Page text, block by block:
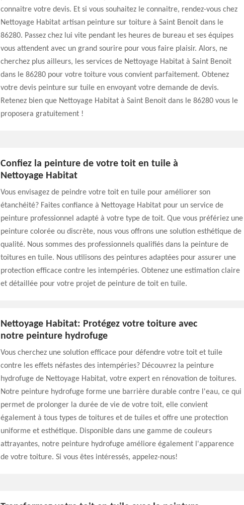
connaitre votre devis. Et si vous souhaitez le connaitre, rendez-vous chez
Nettoyage Habitat artisan peinture sur toiture à Saint Benoit dans le
86280. Passez chez lui vite pendant les heures de bureau et ses équipes
vous attendent avec un grand sourire pour vous faire plaisir. Alors, ne
cherchez plus ailleurs, les services de Nettoyage Habitat à Saint Benoit
dans le 86280 pour votre toiture vous convient parfaitement. Obtenez
votre devis peinture sur tuile en envoyant votre demande de devis.
Retenez bien que Nettoyage Habitat à Saint Benoit dans le 86280 vous le
proposera gratuitement !
Confiez la peinture de votre toit en tuile à
Nettoyage Habitat
Vous envisagez de peindre votre toit en tuile pour améliorer son
étanchéité? Faites confiance à Nettoyage Habitat pour un service de
peinture professionnel adapté à votre type de toit. Que vous préfériez une
peinture colorée ou discrète, nous vous offrons une solution esthétique de
qualité. Nous sommes des professionnels qualifiés dans la peinture de
toitures en tuile. Nous utilisons des peintures adaptées pour assurer une
protection efficace contre les intempéries. Obtenez une estimation claire
et détaillée pour votre projet de peinture de toit en tuile.
Nettoyage Habitat: Protégez votre toiture avec
notre peinture hydrofuge
Vous cherchez une solution efficace pour défendre votre toit et tuile
contre les effets néfastes des intempéries? Découvrez la peinture
hydrofuge de Nettoyage Habitat, votre expert en rénovation de toitures.
Notre peinture hydrofuge forme une barrière durable contre l'eau, ce qui
permet de prolonger la durée de vie de votre toit, elle convient
également à tous types de toitures et de tuiles et offre une protection
uniforme et esthétique. Disponible dans une gamme de couleurs
attrayantes, notre peinture hydrofuge améliore également l'apparence
de votre toiture. Si vous êtes intéressés, appelez-nous!